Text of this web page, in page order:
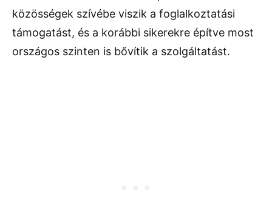
közösségek szívébe viszik a foglalkoztatási
támogatást, és a korábbi sikerekre építve most
országos szinten is bővítik a szolgáltatást.